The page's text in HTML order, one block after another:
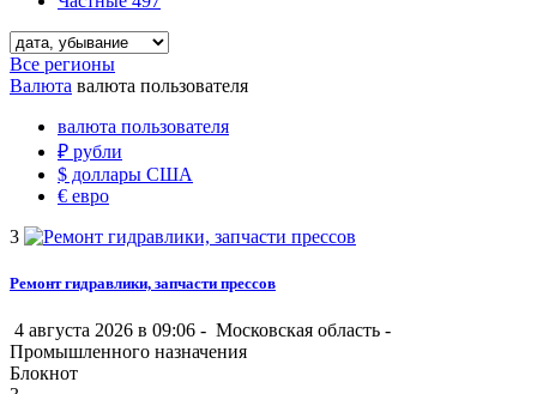
Все регионы
Валюта валюта пользователя
валюта пользователя
₽ рубли
$ доллары США
€ евро
3
Ремонт гидравлики, запчасти прессов
4 августа 2026 в 09:06 - Московская область -
Промышленного назначения
Блокнот